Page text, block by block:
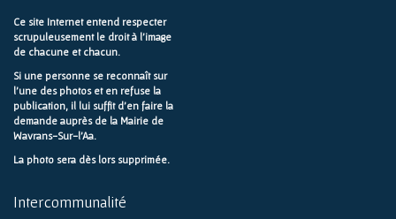
Ce site Internet entend respecter
scrupuleusement le droit à l'image
de chacune et chacun.
Si une personne se reconnaît sur
l'une des photos et en refuse la
publication, il lui suffit d'en faire la
demande auprès de la Mairie de
Wavrans-Sur-l'Aa.
La photo sera dès lors supprimée.
Intercommunalité